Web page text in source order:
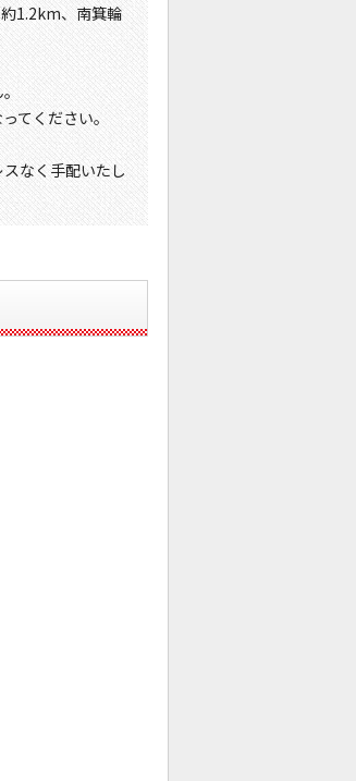
1.2km、南箕輪
てください。
なく手配いたし